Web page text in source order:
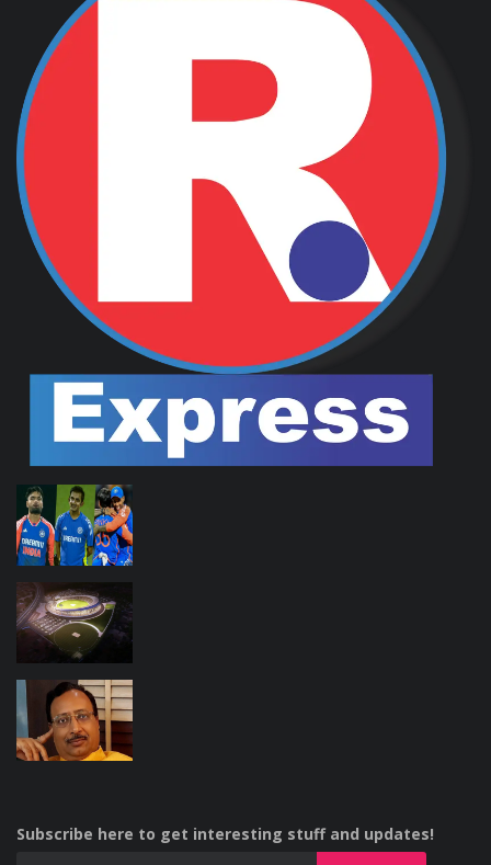
Subscribe here to get interesting stuff and updates!